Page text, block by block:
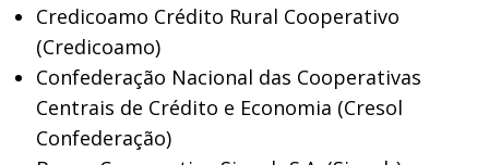
Credicoamo Crédito Rural Cooperativo
(Credicoamo)
Confederação Nacional das Cooperativas
Centrais de Crédito e Economia (Cresol
Confederação)